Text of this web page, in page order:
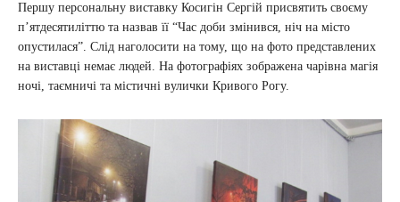
Першу персональну виставку Косигін Сергій присвятить своєму
п’ятдесятиліттю та назвав її “Час доби змінився, ніч на місто
опустилася”. Слід наголосити на тому, що на фото представлених
на виставці немає людей. На фотографіях зображена чарівна магія
ночі, таємничі та містичні вулички Кривого Рогу.